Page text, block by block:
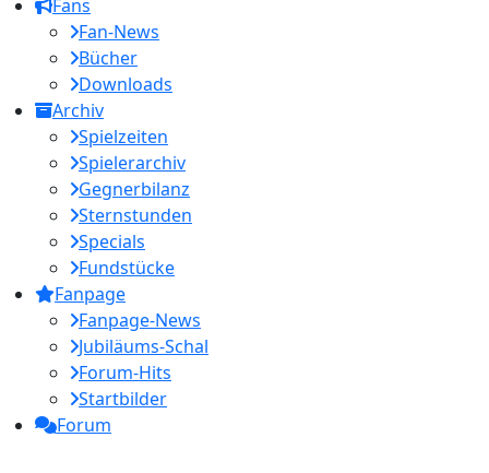
Fans
Fan-News
Bücher
Downloads
Archiv
Spielzeiten
Spielerarchiv
Gegnerbilanz
Sternstunden
Specials
Fundstücke
Fanpage
Fanpage-News
Jubiläums-Schal
Forum-Hits
Startbilder
Forum